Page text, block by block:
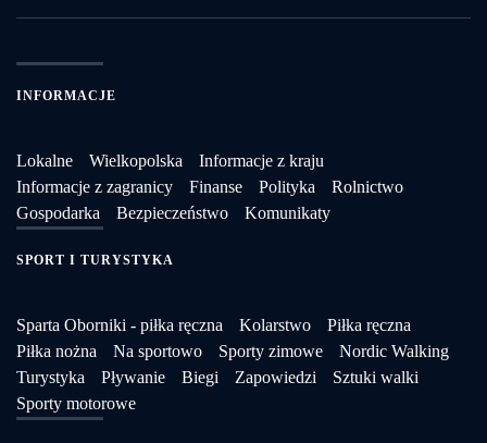
INFORMACJE
Lokalne Wielkopolska
Informacje z kraju
Informacje z zagranicy
Finanse Polityka
Rolnictwo
Gospodarka
Bezpieczeństwo Komunikaty
SPORT I TURYSTYKA
Sparta Oborniki - piłka ręczna Kolarstwo
Piłka ręczna
Piłka nożna
Na sportowo Sporty zimowe
Nordic Walking
Turystyka
Pływanie Biegi Zapowiedzi
Sztuki walki
Sporty motorowe